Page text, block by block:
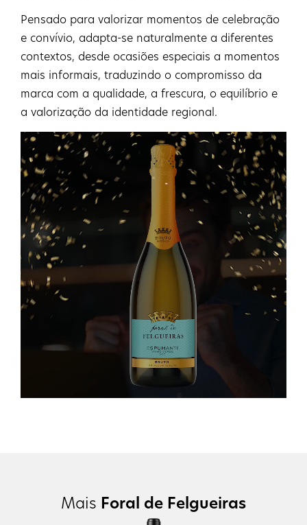
Pensado para valorizar momentos de celebração
e convívio, adapta-se naturalmente a diferentes
contextos, desde ocasiões especiais a momentos
mais informais, traduzindo o compromisso da
marca com a qualidade, a frescura, o equilíbrio e
a valorização da identidade regional.
Mais Foral de Felgueiras